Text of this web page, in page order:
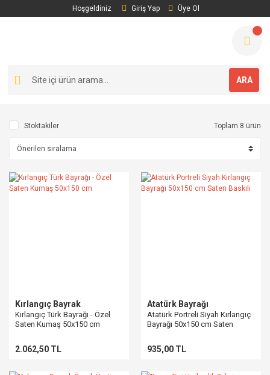
Hoşgeldiniz Giriş Yap Üye Ol
ARA
Stoktakiler Toplam 8 ürün
Kırlangıç Bayrak
Kırlangıç Türk Bayrağı - Özel
Saten Kumaş 50x150 cm
2.062,50 TL
Atatürk Bayrağı
Atatürk Portreli Siyah Kırlangıç
Bayrağı 50x150 cm Saten
935,00 TL